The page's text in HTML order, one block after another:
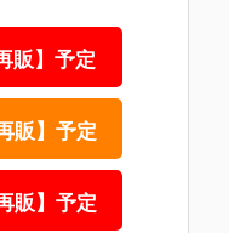
販】予定
販】予定
販】予定